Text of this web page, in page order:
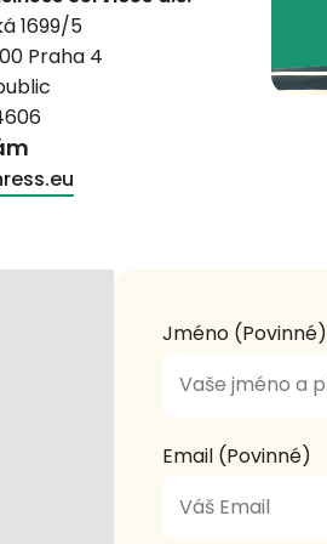
1699/5
Praha 4
Jméno (Povinné)
Email (Povinné)